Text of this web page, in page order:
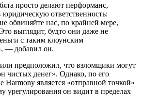
просто делают перформанс,
ответственность:
обвиняйте нас, по крайней мере,
выглядит, будто они даже не
с таким клоунским
— добавил он.
предположил, что взломщики могут
чистых денег». Однако, по его
является «отправной точкой»
урегулирования он видит в пределах